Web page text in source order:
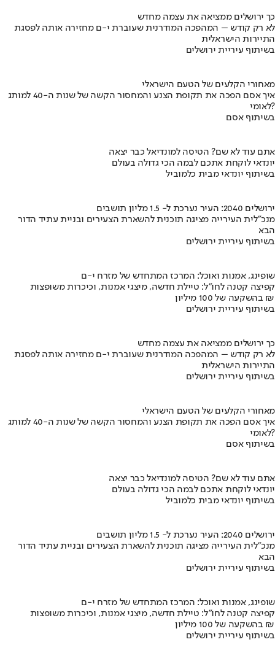
כך ירושלים ממציאה את עצמה מחדש
לא רק קודש – המהפכה המודרנית שעוברת י-ם מחזירה אותה לפסגת
התיירות הישראלית
בשיתוף עיריית ירושלים
מאחורי הקלעים של הטעם הישראלי
איך אסם הפכה את תקופת הצנע והמחסור הקשה של שנות ה-40 למותג
לאומי?
בשיתוף אסם
אתם עוד לא שם? הטיסה למונדיאל כבר יצאה
יונדאי לוקחת אתכם לבמה הכי גדולה בעולם
בשיתוף יונדאי מבית כלמוביל
ירושלים 2040: העיר נערכת ל- 1.5 מליון תושבים
מנכ"לית העירייה מציגה תוכנית להשארת הצעירים ובניית עתיד הדור
הבא
בשיתוף עיריית ירושלים
שופינג, אמנות ואוכל: המרכז המתחדש של מזרח י-ם
קפיצה קטנה לחו"ל: טיילת חדשה, מיצגי אמנות, וכיכרות משופצות
בהשקעה של 100 מיליון ₪
בשיתוף עיריית ירושלים
כך ירושלים ממציאה את עצמה מחדש
לא רק קודש – המהפכה המודרנית שעוברת י-ם מחזירה אותה לפסגת
התיירות הישראלית
בשיתוף עיריית ירושלים
מאחורי הקלעים של הטעם הישראלי
איך אסם הפכה את תקופת הצנע והמחסור הקשה של שנות ה-40 למותג
לאומי?
בשיתוף אסם
אתם עוד לא שם? הטיסה למונדיאל כבר יצאה
יונדאי לוקחת אתכם לבמה הכי גדולה בעולם
בשיתוף יונדאי מבית כלמוביל
ירושלים 2040: העיר נערכת ל- 1.5 מליון תושבים
מנכ"לית העירייה מציגה תוכנית להשארת הצעירים ובניית עתיד הדור
הבא
בשיתוף עיריית ירושלים
שופינג, אמנות ואוכל: המרכז המתחדש של מזרח י-ם
קפיצה קטנה לחו"ל: טיילת חדשה, מיצגי אמנות, וכיכרות משופצות
בהשקעה של 100 מיליון ₪
בשיתוף עיריית ירושלים